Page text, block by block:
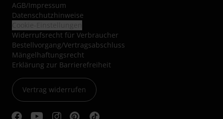
AGB/Impressum
Datenschutzhinweise
Widerrufsrecht für Verbraucher
Bestellvorgang/Vertragsabschluss
Mängelhaftungsrecht
Erklärung zur Barrierefreiheit
Vertrag widerrufen